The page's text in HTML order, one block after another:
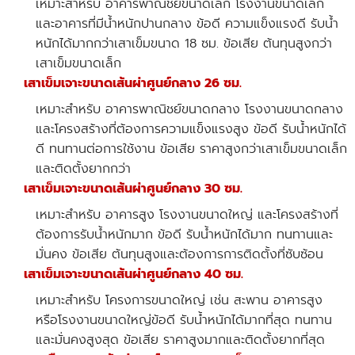
เหมาะสำหรับ อาคารพาณิชย์ขนาดเล็ก โรงงานขนาดเล็ก
และอาคารที่มีน้ำหนักปานกลาง ข้อดี ความแข็งแรงดี รับน้ำ
หนักได้มากกว่าเสาเข็มขนาด 18 ซม. ข้อเสีย ต้นทุนสูงกว่า
เสาเข็มขนาดเล็ก
เสาเข็มเจาะขนาดเส้นผ่าศูนย์กลาง 26 ซม.
เหมาะสำหรับ อาคารพาณิชย์ขนาดกลาง โรงงานขนาดกลาง
และโครงสร้างที่ต้องการความแข็งแรงสูง ข้อดี รับน้ำหนักได้
ดี ทนทานต่อการใช้งาน ข้อเสีย ราคาสูงกว่าเสาเข็มขนาดเล็ก
และติดตั้งยากกว่า
เสาเข็มเจาะขนาดเส้นผ่าศูนย์กลาง 30 ซม.
เหมาะสำหรับ อาคารสูง โรงงานขนาดใหญ่ และโครงสร้างที่
ต้องการรับน้ำหนักมาก ข้อดี รับน้ำหนักได้มาก ทนทานและ
มั่นคง ข้อเสีย ต้นทุนสูงและต้องการการติดตั้งที่ซับซ้อน
เสาเข็มเจาะขนาดเส้นผ่าศูนย์กลาง 40 ซม.
เหมาะสำหรับ โครงการขนาดใหญ่ เช่น สะพาน อาคารสูง
หรือโรงงานขนาดใหญ่ข้อดี รับน้ำหนักได้มากที่สุด ทนทาน
และมั่นคงสูงสุด ข้อเสีย ราคาสูงมากและติดตั้งยากที่สุด